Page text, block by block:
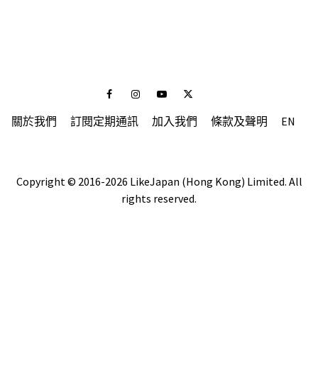
FacebookInstagramYoutubeTwitter
關於我們 訂閱定期通訊 加入我們 條款及聲明 EN
Copyright © 2016-2026 LikeJapan (Hong Kong) Limited. All
rights reserved.